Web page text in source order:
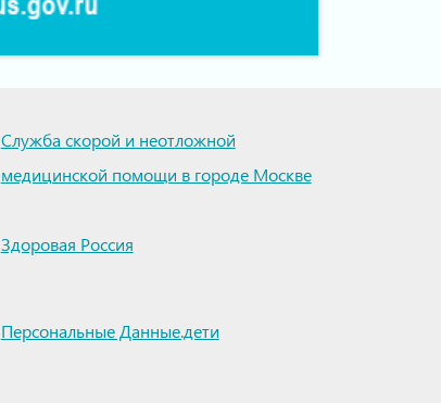
Служба скорой и неотложной
медицинской помощи в городе Москве
Здоровая Россия
Персональные Данные.дети